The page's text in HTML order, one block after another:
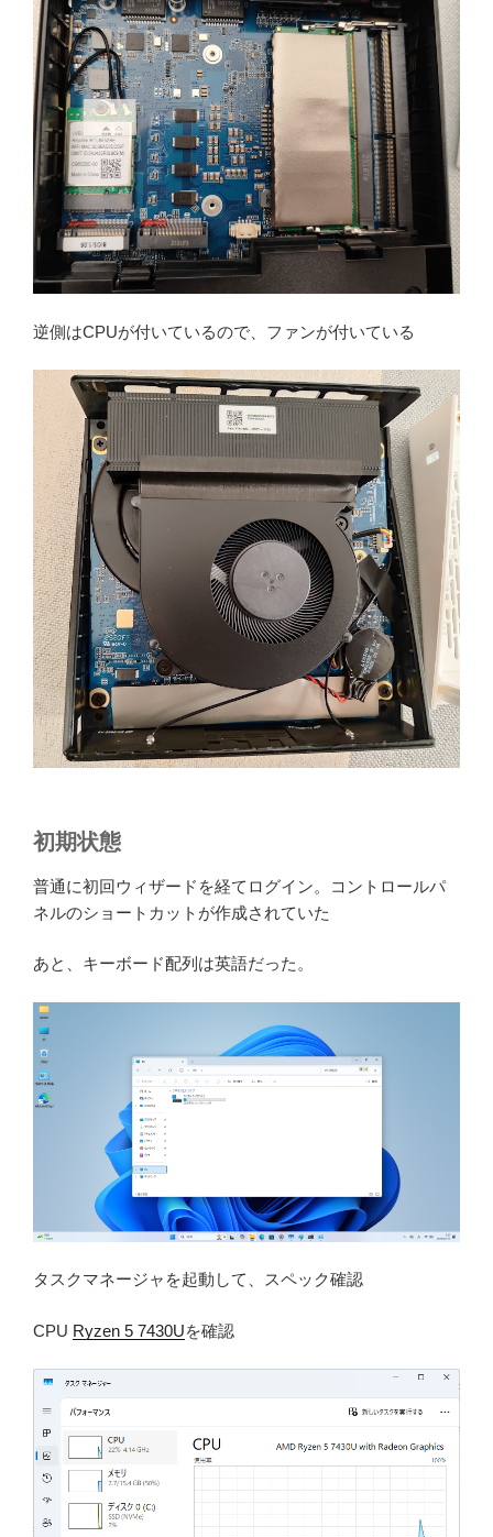
逆側はCPUが付いているので、ファンが付いている
初期状態
普通に初回ウィザードを経てログイン。コントロールパ
ネルのショートカットが作成されていた
あと、キーボード配列は英語だった。
タスクマネージャを起動して、スペック確認
CPU Ryzen 5 7430Uを確認